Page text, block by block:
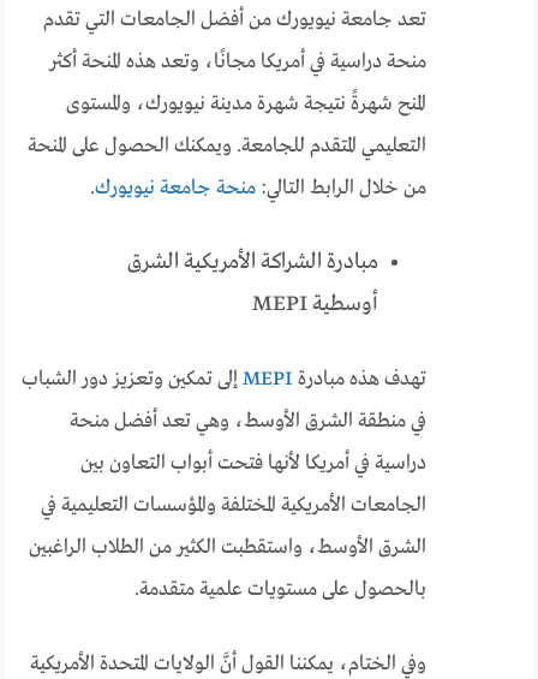
تعد جامعة نيويورك من أفضل الجامعات التي تقدم
منحة دراسية في أمريكا مجانًا، وتعد هذه المنحة أكثر
المنح شهرةً نتيجة شهرة مدينة نيويورك، والمستوى
التعليمي المتقدم للجامعة. ويمكنك الحصول على المنحة
من خلال الرابط التالي:منحة جامعة نيويورك.
مبادرة الشراكة الأمريكية الشرق
أوسطية MEPI
تهدف هذه مبادرة MEPIإلى تمكين وتعزيز دور الشباب
في منطقة الشرق الأوسط، وهي تعد أفضل منحة
دراسية في أمريكا لأنها فتحت أبواب التعاون بين
الجامعات الأمريكية المختلفة والمؤسسات التعليمية في
الشرق الأوسط، واستقطبت الكثير من الطلاب الراغبين
بالحصول على مستويات علمية متقدمة.
وفي الختام، يمكننا القول أنَّ الولايات المتحدة الأمريكية